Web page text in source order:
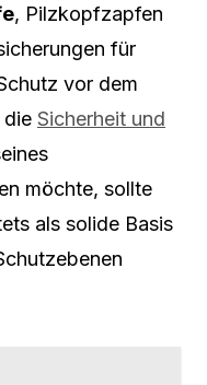
, Pilzkopfzapfen
für
vor dem
die Sicherheit und
möchte, sollte
als solide Basis